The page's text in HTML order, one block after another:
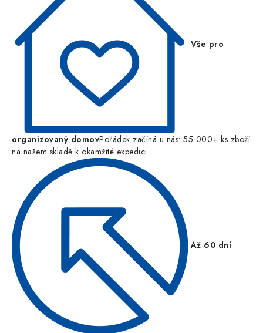
Vše pro
organizovaný domovPořádek začíná u nás: 55 000+ ks zboží
na našem skladě k okamžité expedici
Až 60 dní